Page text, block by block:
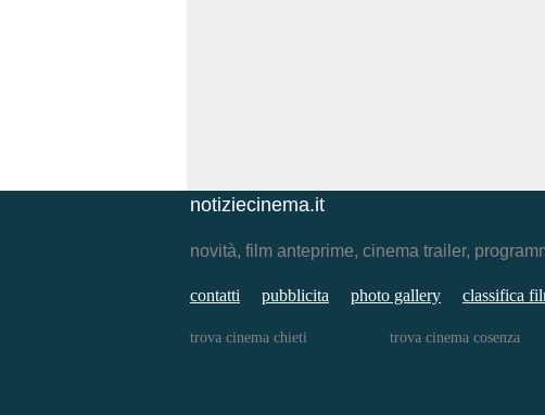
notiziecinema.it
novità, film anteprime, cinema trailer,
contatti pubblicita photo gallery classifica
trova cinema chieti trova cinema cosenza